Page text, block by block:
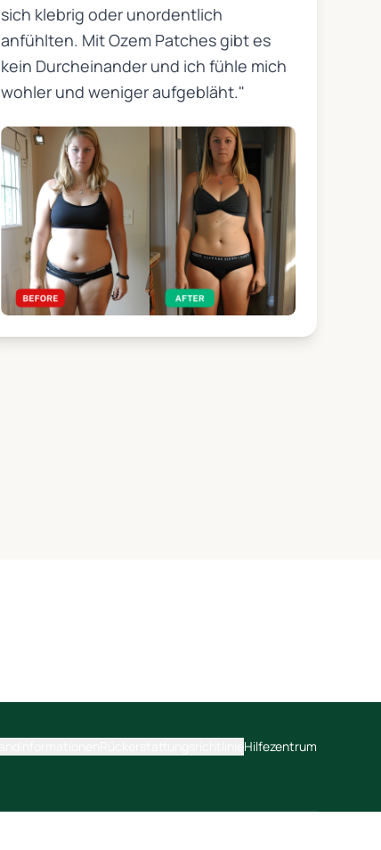
sich klebrig oder unordentlich
anfühlten. Mit Ozem Patches gibt es
kein Durcheinander und ich fühle mich
wohler und weniger aufgebläht."
Hilfezentrum